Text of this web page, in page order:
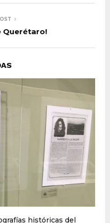
Querétaro!
históricas del